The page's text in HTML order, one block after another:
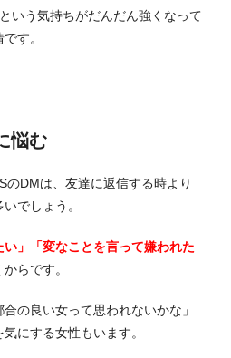
いう気持ちがだんだん強くなって
す。
悩む
のDMは、友達に返信する時より
でしょう。
い」「変なことを言って嫌われた
らです。
の良い女って思われないかな」
にする女性もいます。